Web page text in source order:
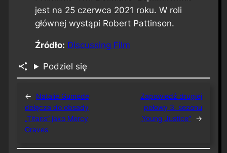
jest na 25 czerwca 2021 roku. W roli
głównej wystąpi Robert Pattinson.
Źródło: Discussing Film
Podziel się
←
Natalie Gumede
dołącza do obsady
„Titans” jako Mercy
Graves
Zapowiedź drugiej
połowy 3. sezonu
„Young Justice” →